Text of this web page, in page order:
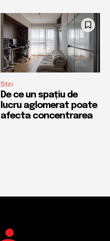
Stiri
De ce un spațiu de
lucru aglomerat poate
afecta concentrarea